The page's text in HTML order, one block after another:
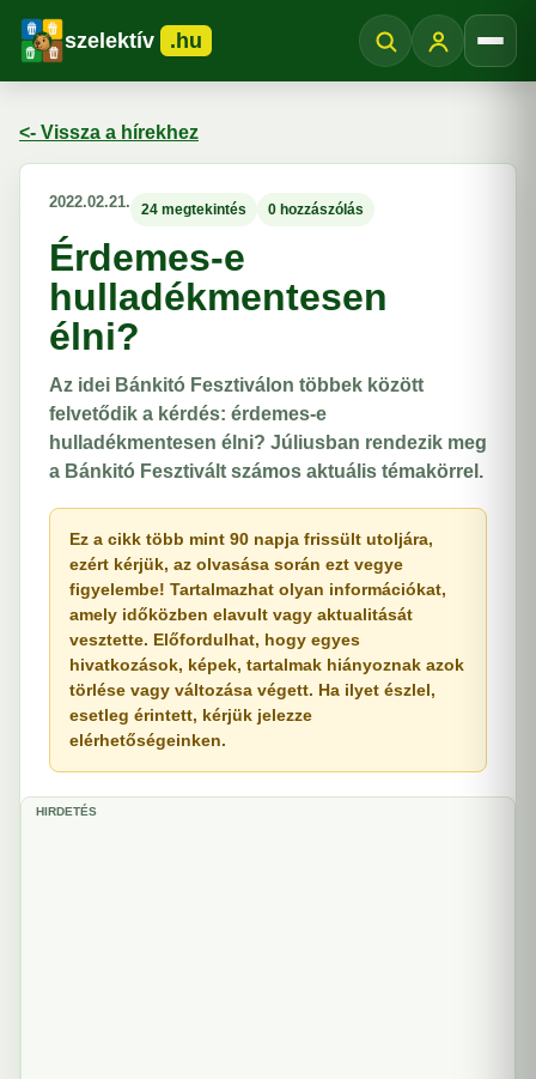
szelektív .hu
<- Vissza a hírekhez
2022.02.21. 24 megtekintés 0 hozzászólás
Érdemes-e
hulladékmentesen
élni?
Az idei Bánkitó Fesztiválon többek között
felvetődik a kérdés: érdemes-e
hulladékmentesen élni? Júliusban rendezik meg
a Bánkitó Fesztivált számos aktuális témakörrel.
Ez a cikk több mint 90 napja frissült utoljára,
ezért kérjük, az olvasása során ezt vegye
figyelembe! Tartalmazhat olyan információkat,
amely időközben elavult vagy aktualitását
vesztette. Előfordulhat, hogy egyes
hivatkozások, képek, tartalmak hiányoznak azok
törlése vagy változása végett. Ha ilyet észlel,
esetleg érintett, kérjük jelezze
elérhetőségeinken.
HIRDETÉS